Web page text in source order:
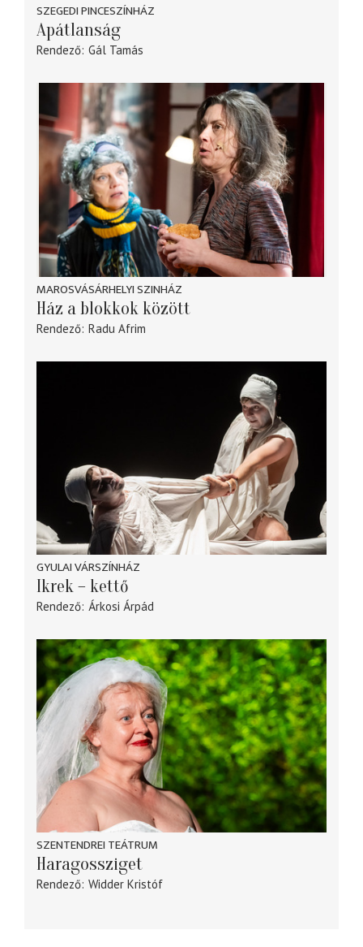
SZEGEDI PINCESZÍNHÁZ
Apátlanság
Rendező Gál Tamás
MAROSVÁSÁRHELYI SZINHÁZ
Ház a blokkok között
Rendező Radu Afrim
GYULAI VÁRSZÍNHÁZ
Ikrek – kettő
Rendező Árkosi Árpád
SZENTENDREI TEÁTRUM
Haragossziget
Rendező Widder Kristóf